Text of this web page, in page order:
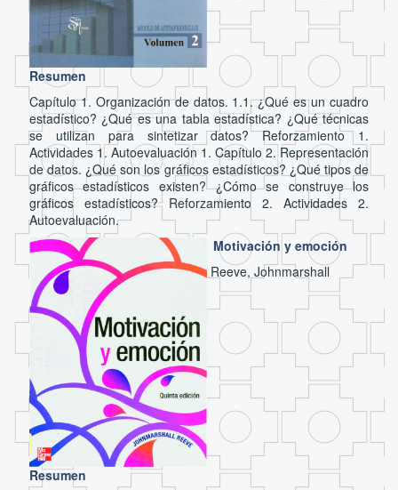
Resumen
Capítulo 1. Organización de datos. 1.1. ¿Qué es un cuadro
estadístico? ¿Qué es una tabla estadística? ¿Qué técnicas
se utilizan para sintetizar datos? Reforzamiento 1.
Actividades 1. Autoevaluación 1. Capítulo 2. Representación
de datos. ¿Qué son los gráficos estadísticos? ¿Qué tipos de
gráficos estadísticos existen? ¿Cómo se construye los
gráficos estadísticos? Reforzamiento 2. Actividades 2.
Autoevaluación.
Motivación y emoción
Reeve, Johnmarshall
Resumen